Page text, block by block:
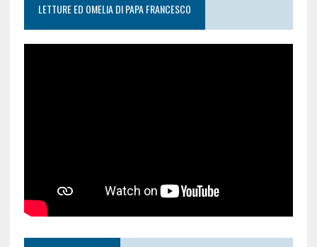
LETTURE ED OMELIA DI PAPA FRANCESCO